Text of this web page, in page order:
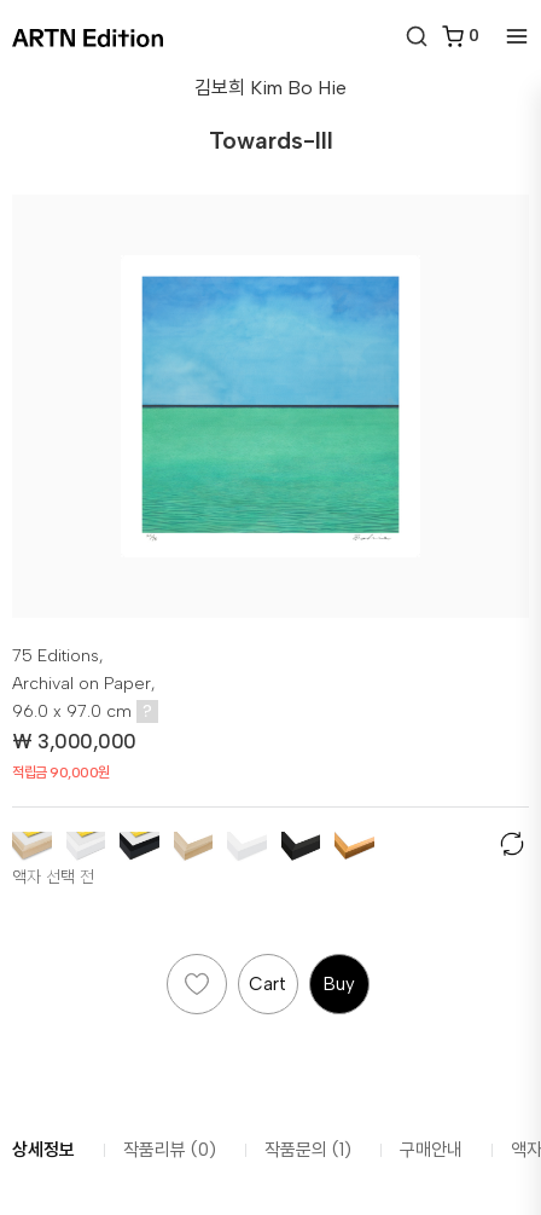
0
김보희 Kim Bo Hie
Towards-III
75 Editions,
Archival on Paper,
96.0 x 97.0 cm
?
₩ 3,000,000
적립금 90,000원
액자 선택 전
Cart Buy
상세정보 작품리뷰 (0) 작품문의 (1) 구매안내 액